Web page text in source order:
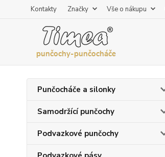
Kontakty Značky Vše o nákupu
Punčocháče a silonky
Samodržící punčochy
Podvazkové punčochy